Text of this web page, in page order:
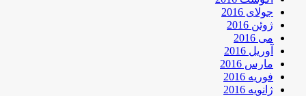
جولای 2016
ژوئن 2016
می 2016
آوریل 2016
مارس 2016
فوریه 2016
ژانویه 2016